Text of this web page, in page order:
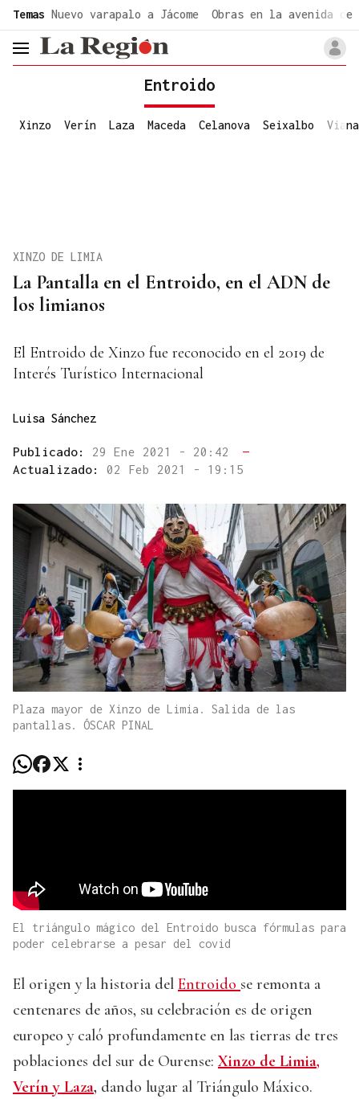
Temas Nuevo varapalo a Jácome Obras en la avenida de
header.menu.open
Entroido
Xinzo Verín Laza Maceda Celanova Seixalbo Viana
La Pantalla en el Entroido, en el ADN de
los limianos
XINZO DE LIMIA
El Entroido de Xinzo fue reconocido en el 2019 de
Interés Turístico Internacional
Luisa Sánchez
Publicado: 29 Ene 2021 - 20:42
—
Actualizado: 02 Feb 2021 - 19:15
Plaza mayor de Xinzo de Limia. Salida de las
pantallas. ÓSCAR PINAL
El triángulo mágico del Entroido busca fórmulas para
poder celebrarse a pesar del covid
El origen y la historia del Entroido se remonta a
centenares de años, su celebración es de origen
europeo y caló profundamente en las tierras de tres
poblaciones del sur de Ourense: Xinzo de Limia,
Verín y Laza, dando lugar al Triángulo Máxico.